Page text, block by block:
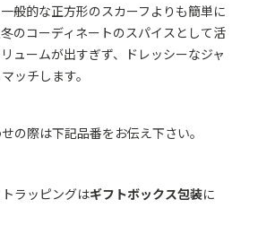
般的な正方形のスカーフよりも簡単に
のコーディネートのスパイスとして活
ュームが出すぎず、ドレッシーなジャ
ッチします。
の際は下記品番をお伝え下さい。
ラッピングはギフトボックス包装に